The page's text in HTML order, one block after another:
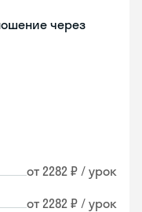
через
от 2282 ₽ / урок
от 2282 ₽ / урок